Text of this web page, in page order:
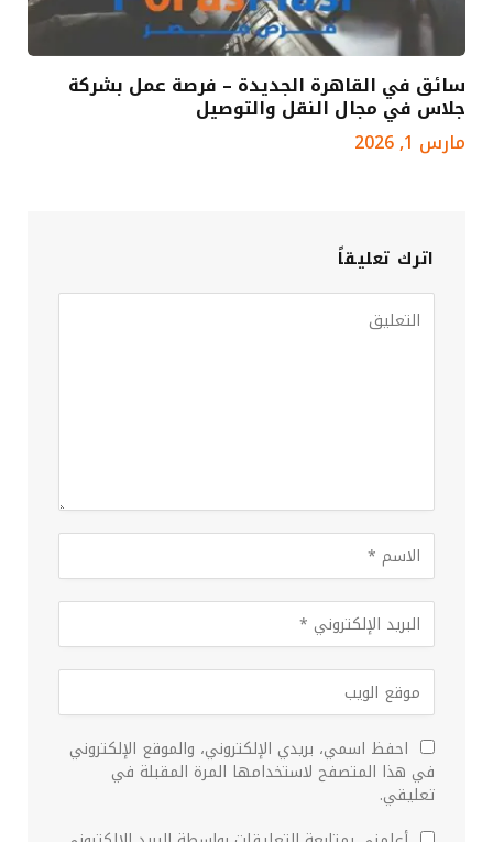
سائق في القاهرة الجديدة – فرصة عمل بشركة
جلاس في مجال النقل والتوصيل
مارس 1, 2026
اترك تعليقاً
احفظ اسمي، بريدي الإلكتروني، والموقع الإلكتروني
في هذا المتصفح لاستخدامها المرة المقبلة في
تعليقي.